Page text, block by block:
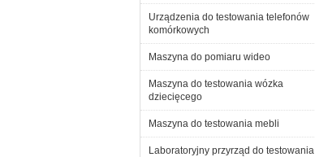
Urządzenia do testowania telefonów
komórkowych
Maszyna do pomiaru wideo
Maszyna do testowania wózka
dziecięcego
Maszyna do testowania mebli
Laboratoryjny przyrząd do testowania